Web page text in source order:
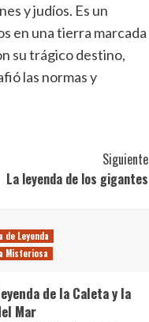
y judíos. Es un
en una tierra marcada
su trágico destino,
las normas y
Siguiente
La leyenda de los gigantes
de Leyenda
Misteriosa
de la Caleta y la
Mar